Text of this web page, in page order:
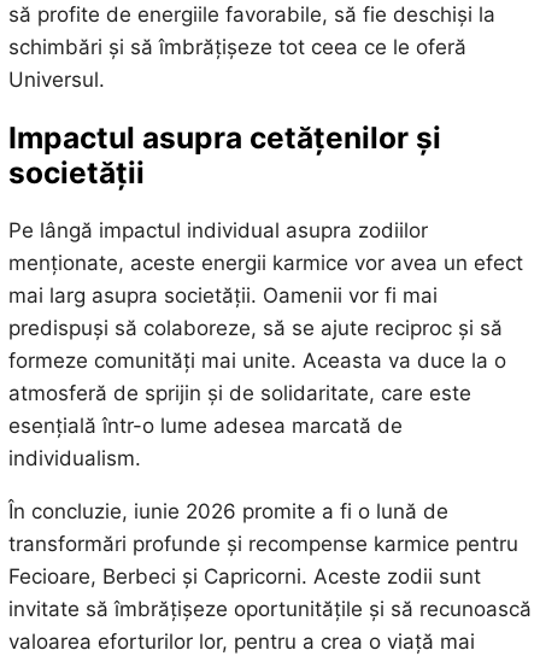
să profite de energiile favorabile, să fie deschiși la
schimbări și să îmbrățișeze tot ceea ce le oferă
Universul.
Impactul asupra cetățenilor și
societății
Pe lângă impactul individual asupra zodiilor
menționate, aceste energii karmice vor avea un efect
mai larg asupra societății. Oamenii vor fi mai
predispuși să colaboreze, să se ajute reciproc și să
formeze comunități mai unite. Aceasta va duce la o
atmosferă de sprijin și de solidaritate, care este
esențială într-o lume adesea marcată de
individualism.
În concluzie, iunie 2026 promite a fi o lună de
transformări profunde și recompense karmice pentru
Fecioare, Berbeci și Capricorni. Aceste zodii sunt
invitate să îmbrățișeze oportunitățile și să recunoască
valoarea eforturilor lor, pentru a crea o viață mai